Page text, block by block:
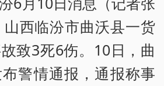
西临汾市曲沃县一货
致3死6伤。10日，曲
警情通报，通报称事